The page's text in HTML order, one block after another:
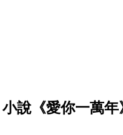
說《愛你一萬